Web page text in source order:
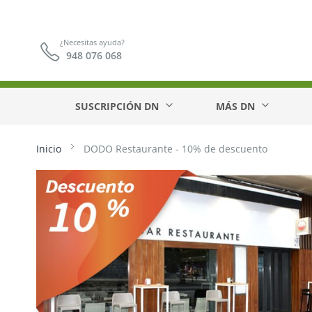
¿Necesitas ayuda?
948 076 068
SUSCRIPCIÓN DN MÁS DN
Inicio DODO Restaurante - 10% de descuento
final